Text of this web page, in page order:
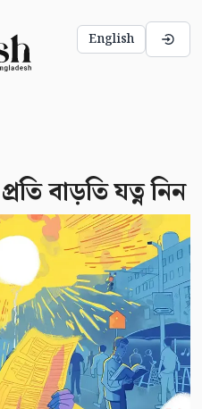
English
বাড়তি যত্ন নিন